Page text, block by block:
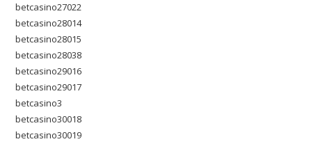
betcasino27022
betcasino28014
betcasino28015
betcasino28038
betcasino29016
betcasino29017
betcasino3
betcasino30018
betcasino30019